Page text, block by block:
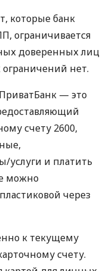
которые банк
ограничивается
доверенных лиц
нет.
— это
счету 2600,
услуги и платить
можно
через
к текущему
счету.